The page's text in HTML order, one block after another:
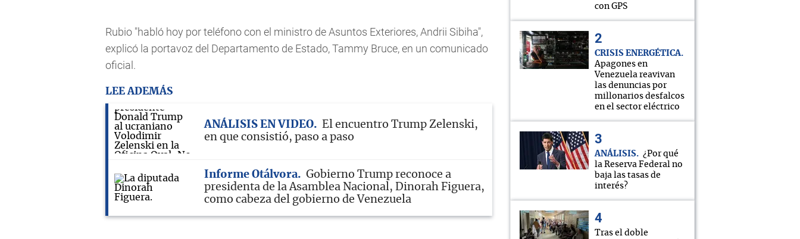
Rubio "habló hoy por teléfono con el ministro de Asuntos Exteriores, Andrii Sibiha",
explicó la portavoz del Departamento de Estado, Tammy Bruce, en un comunicado
oficial.
LEE ADEMÁS
ANÁLISIS EN VIDEO
El encuentro Trump Zelenski,
en que consistió, paso a paso
Informe Otálvora
Gobierno Trump reconoce a
presidenta de la Asamblea Nacional, Dinorah Figuera,
como cabeza del gobierno de Venezuela
con GPS
CRISIS ENERGÉTICA
Apagones en
Venezuela reavivan
las denuncias por
millonarios desfalcos
en el sector eléctrico
ANÁLISIS
¿Por qué
la Reserva Federal no
baja las tasas de
interés?
Tras el doble